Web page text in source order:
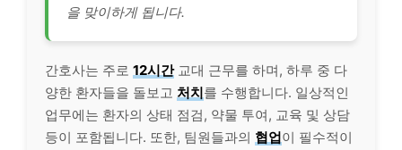
을 맞이하게 됩니다.
간호사는 주로 12시간교대 근무를 하며, 하루 중 다
양한 환자들을 돌보고 처치를 수행합니다. 일상적인
업무에는 환자의 상태 점검, 약물 투여, 교육 및 상담
등이 포함됩니다. 또한, 팀원들과의 협업이 필수적이